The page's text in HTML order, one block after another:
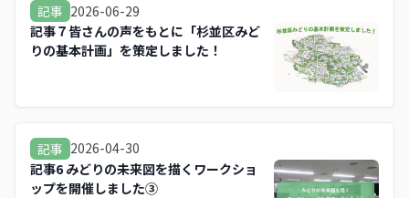
記事 2026-06-29
記事７皆さんの声をもとに「杉並区みど
りの基本計画」を策定しました！
記事 2026-04-30
記事6 みどりの未来図を描くワークショ
ップを開催しました③